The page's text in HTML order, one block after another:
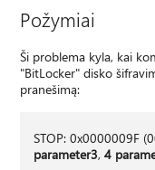
Požymiai
Ši problema kyla, kai
"BitLocker" disko
pranešimą:
STOP: 0x0000009F
parameter3, 4